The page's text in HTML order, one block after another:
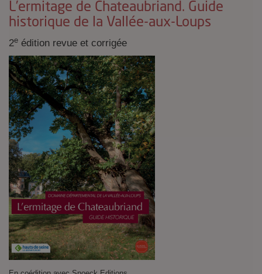
L’ermitage de Chateaubriand. Guide
historique de la Vallée-aux-Loups
2e édition revue et corrigée